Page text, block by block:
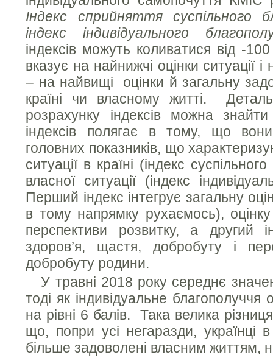
Індекс сприйняття суспільного
індекс індивідуального
індексів можуть коливатися від -
вказує на найнижчі оцінки ситуації
– на найвищі оцінки й загальну
країні чи власному житті.
розрахунку індексів можна
індексів полягає в тому, що вони
головних показників, що
ситуації в країні (індекс
власної ситуації (індекс
Перший індекс інтегрує загальну
в тому напрямку рухаємось), оцінку
перспективи розвитку, а другий
здоров’я, щастя, добробуту і
добробуту родини.
У травні 2018 року середнє
тоді як індивідуальне
на рівні 6 балів. Така велика
що, попри усі негаразди, українці
більше задоволені власним життям,